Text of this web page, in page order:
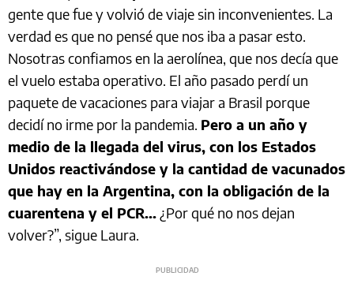
gente que fue y volvió de viaje sin inconvenientes. La
verdad es que no pensé que nos iba a pasar esto.
Nosotras confiamos en la aerolínea, que nos decía que
el vuelo estaba operativo. El año pasado perdí un
paquete de vacaciones para viajar a Brasil porque
decidí no irme por la pandemia. Pero a un año y
medio de la llegada del virus, con los Estados
Unidos reactivándose y la cantidad de vacunados
que hay en la Argentina, con la obligación de la
cuarentena y el PCR... ¿Por qué no nos dejan
volver?”, sigue Laura.